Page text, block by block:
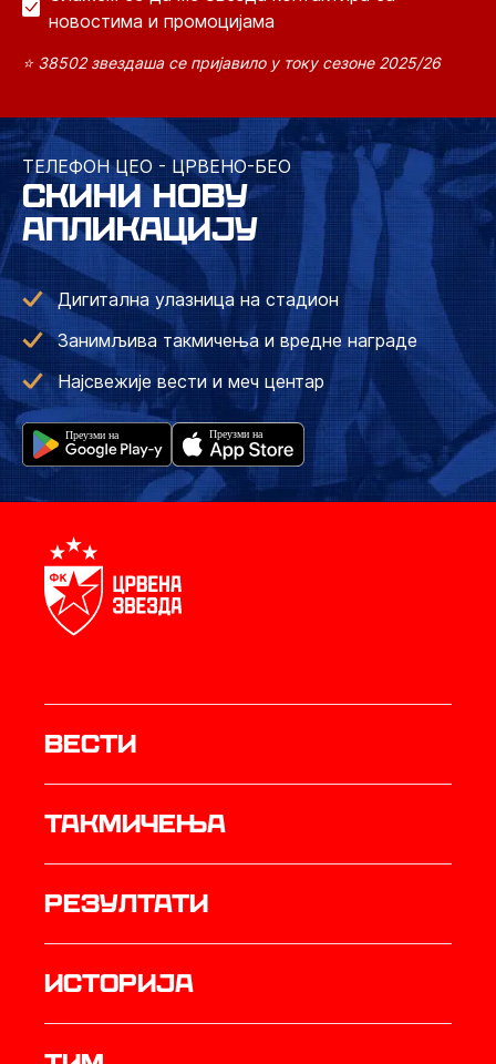
новостима и промоцијама
⭐ 38502 звездаша се пријавило у току сезоне 2025/26
ТЕЛЕФОН ЦЕО - ЦРВЕНО-БЕО
СКИНИ НОВУ
АПЛИКАЦИЈУ
Дигитална улазница на стадион
Занимљива такмичења и вредне награде
Најсвежије вести и меч центар
Вести
Такмичења
резултати
историја